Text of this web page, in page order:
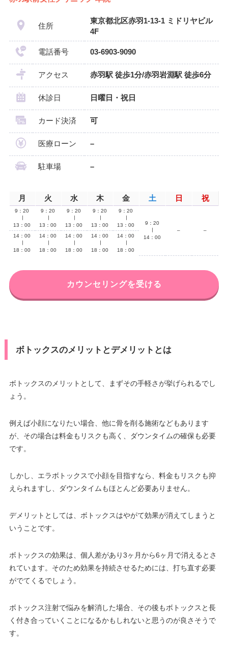
住所
東京都北区赤羽1-13-1 ミドリヤビル
4F
電話番号 03-6903-9090
アクセス 赤羽駅 徒歩1分/赤羽岩淵駅 徒歩6分
休診日 日曜日・祝日
カード決済 可
医療ローン –
駐車場 –
月 火 水 木 金 土 日 祝
9：20
13：00
9：20
13：00
9：20
13：00
9：20
13：00
9：20
13：00
9：20
14：00
–
–
14：00
18：00
14：00
18：00
14：00
18：00
14：00
18：00
14：00
18：00
カウンセリングを受ける
ボトックスのメリットとデメリットとは
ボトックスのメリットとして、まずその手軽さが挙げられるでし
ょう。
例えば小顔になりたい場合、他に骨を削る施術などもあります
が、その場合は料金もリスクも高く、ダウンタイムの確保も必要
です。
しかし、エラボトックスで小顔を目指すなら、料金もリスクも抑
えられますし、ダウンタイムもほとんど必要ありません。
デメリットとしては、ボトックスはやがて効果が消えてしまうと
いうことです。
ボトックスの効果は、個人差があり3ヶ月から6ヶ月で消えるとさ
れています。そのため効果を持続させるためには、打ち直す必要
がでてくるでしょう。
ボトックス注射で悩みを解消した場合、その後もボトックスと長
く付き合っていくことになるかもしれないと思うのが良さそうで
す。